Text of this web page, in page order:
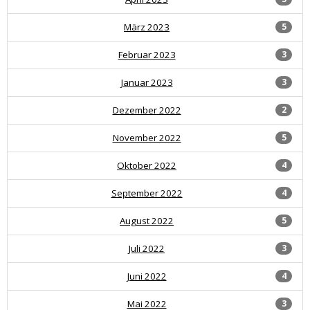
5
März 2023
3
Februar 2023
3
Januar 2023
2
Dezember 2022
5
November 2022
4
Oktober 2022
4
September 2022
5
August 2022
3
Juli 2022
4
Juni 2022
3
Mai 2022